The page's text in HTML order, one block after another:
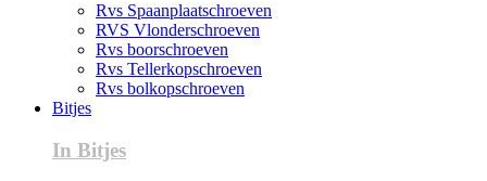
Rvs Spaanplaatschroeven
RVS Vlonderschroeven
Rvs boorschroeven
Rvs Tellerkopschroeven
Rvs bolkopschroeven
Bitjes
In Bitjes